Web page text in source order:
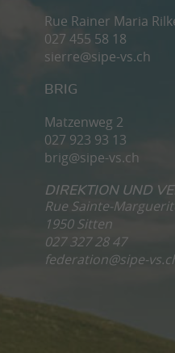
Rue Rainer Maria
027 455 58 18
sierre@sipe-vs.ch
BRIG
Matzenweg 2
027 923 93 13
brig@sipe-vs.ch
DIREKTION UND
Rue Sainte-
1950 Sitten
027 327 28 47
federation@sipe-